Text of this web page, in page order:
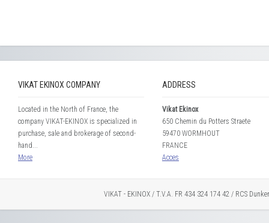
VIKAT EKINOX COMPANY
Located in the North of France, the
company VIKAT-EKINOX is specialized in
purchase, sale and brokerage of second-
hand...
More
ADDRESS
Vikat Ekinox
650 Chemin du Potters Straete
59470 WORMHOUT
FRANCE
Acces
VIKAT - EKINOX / T.V.A. FR 434 324 174 42 / RCS